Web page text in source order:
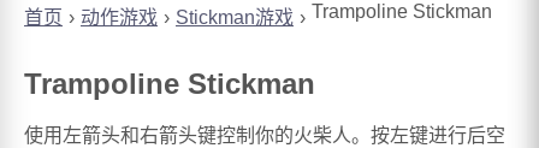
首页 动作游戏 Stickman游戏 Trampoline Stickman
Trampoline Stickman
使用左箭头和右箭头键控制你的火柴人。按左键进行后空